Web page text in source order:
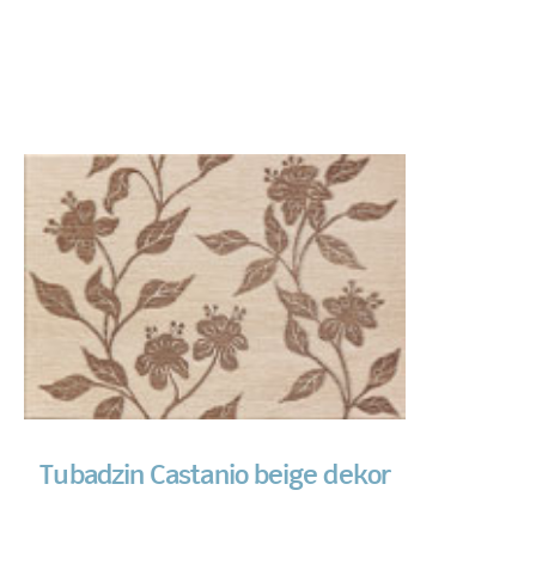
Tubadzin Castanio beige dekor